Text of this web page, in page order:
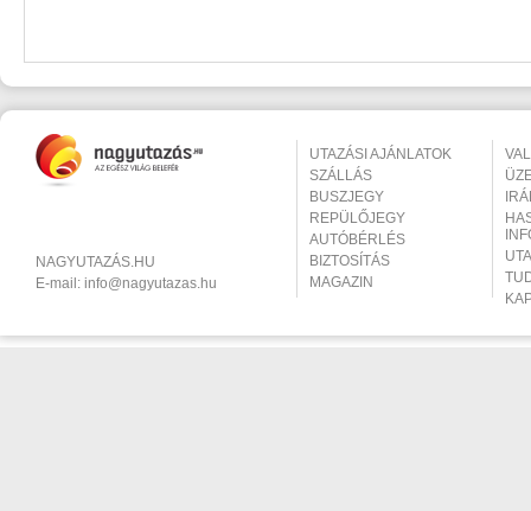
NAGYUTAZÁS.HU
E-mail: info@nagyutazas.hu
UTAZÁSI AJÁNLATOK
SZÁLLÁS
BUSZJEGY
REPÜLŐJEGY
AUTÓBÉRLÉS
BIZTOSÍTÁS
MAGAZIN